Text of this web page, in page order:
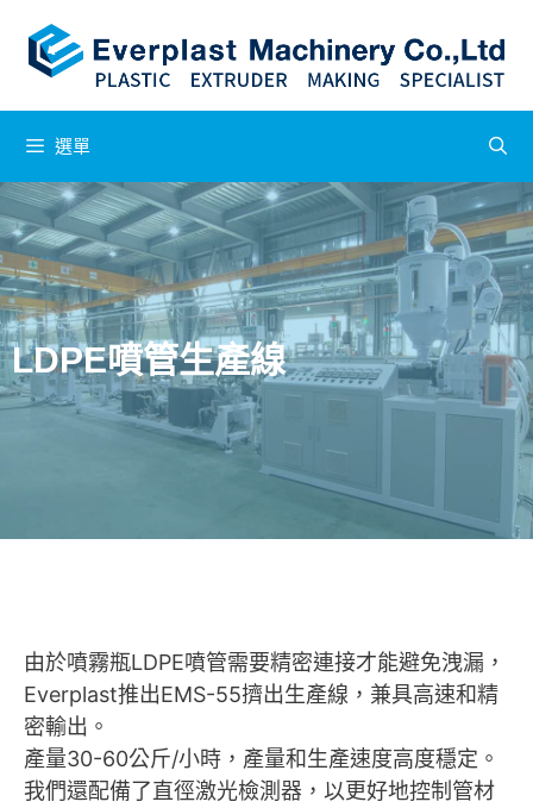
選單
LDPE噴管生產線
由於噴霧瓶LDPE噴管需要精密連接才能避免洩漏，
Everplast推出EMS-55擠出生產線，兼具高速和精
密輸出。
產量30-60公斤/小時，產量和生產速度高度穩定。
我們還配備了直徑激光檢測器，以更好地控制管材